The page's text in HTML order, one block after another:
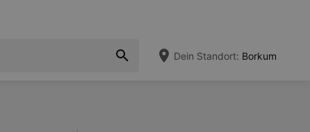
Dein Standort: Borkum